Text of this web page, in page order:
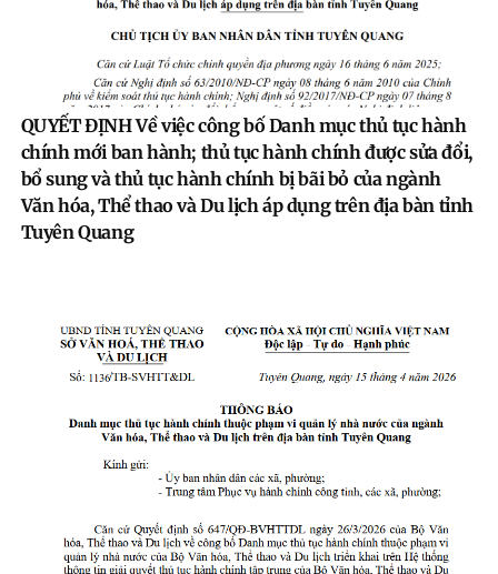
QUYẾT ĐỊNH Về việc công bố Danh mục thủ tục hành
chính mới ban hành; thủ tục hành chính được sửa đổi,
bổ sung và thủ tục hành chính bị bãi bỏ của ngành
Văn hóa, Thể thao và Du lịch áp dụng trên địa bàn tỉnh
Tuyên Quang